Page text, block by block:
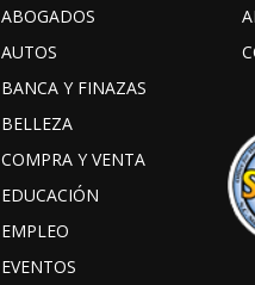
ABOGADOS
AUTOS
BANCA Y FINAZAS
BELLEZA
COMPRA Y VENTA
EDUCACIÓN
EMPLEO
EVENTOS